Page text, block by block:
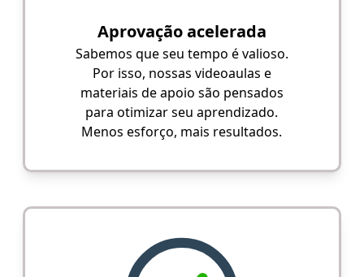
Aprovação acelerada
Sabemos que seu tempo é valioso.
Por isso, nossas videoaulas e
materiais de apoio são pensados
para otimizar seu aprendizado.
Menos esforço, mais resultados.